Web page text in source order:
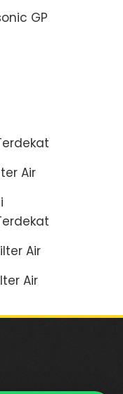
GP
Air
Air
Air